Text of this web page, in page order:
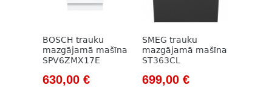
BOSCH trauku
mazgājamā mašīna
SPV6ZMX17E
Original
630,00 €Current
SMEG trauku
mazgājamā mašīna
ST363CL
Original
699,00 €Current